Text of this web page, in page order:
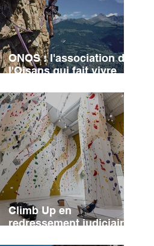
ONOS : l'association de
l'Oisans qui fait vivre
Cambon
Climb Up en
redressement judiciaire :